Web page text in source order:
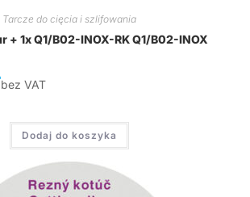
Tarcze do cięcia i szlifowania
+ 1x Q1/B02-INOX-RK Q1/B02-INOX
bez VAT
Dodaj do koszyka